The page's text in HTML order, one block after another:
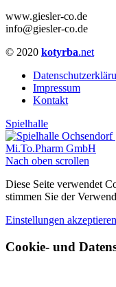
www.giesler-co.de
info@giesler-co.de
© 2020 kotyrba.net
Impressum
Kontakt
Spielhalle
Mi.To.Pharm GmbH
Nach oben scrollen
Diese Seite verwendet
stimmen Sie der
Einstellungen akzeptieren
Cookie- und